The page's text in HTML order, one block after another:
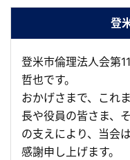
登
登米市倫理法人会第
哲也です。
おかげさまで、これ
長や役員の皆さま、
の支えにより、当会
感謝申し上げます。